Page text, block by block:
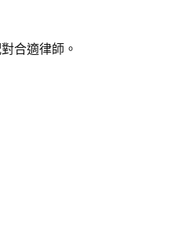
合適律師。